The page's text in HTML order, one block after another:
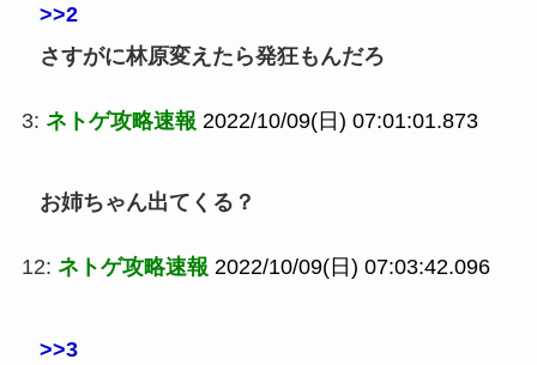
>>2
さすがに林原変えたら発狂もんだろ
3: ネトゲ攻略速報 2022/10/09(日) 07:01:01.873
お姉ちゃん出てくる？
12: ネトゲ攻略速報 2022/10/09(日) 07:03:42.096
>>3